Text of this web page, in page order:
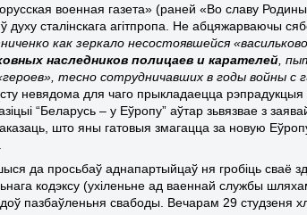
ая военная газета» (раней «Во славу
духу сталінскага агітпропа. Не абцяжарваючы
как зеркало несостоявшейся
наследников полицаев и карателей ,
тесно сотрудничавших в годы войны с
невядома для чаго прыкладаецца
“Беларусь – у Еўропу” аўтар зьвязвае з
што яны гатовыя змагацца за новую
да просьбаў аднапартыйцаў ня гробіць сваё
кодэксу (ухіленьне ад ваеннай службы
пазбаўленьня свабоды. Вечарам 29 студзеня